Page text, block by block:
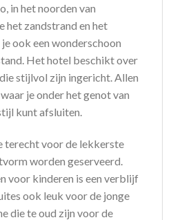
in het noorden van
het zandstrand en het
ook een wonderschoon
Het hotel beschikt over
stijlvol zijn ingericht. Allen
je onder het genot van
kunt afsluiten.
terecht voor de lekkerste
worden geserveerd.
voor kinderen is een verblijf
ook leuk voor de jonge
die te oud zijn voor de